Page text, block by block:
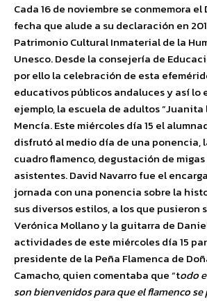
Cada 16 de noviembre se conmemora el
fecha que alude a su declaración en
Patrimonio Cultural Inmaterial de la
Unesco. Desde la consejería de
por ello la celebración de esta
educativos públicos andaluces y así lo
ejemplo, la escuela de adultos “Juanita
Mencía. Este miércoles día 15 el
disfrutó al medio día de una ponencia,
cuadro flamenco, degustación de
asistentes. David Navarro fue el
jornada con una ponencia sobre la
sus diversos estilos, a los que pusieron
Verónica Mollano y la guitarra de
actividades de este miércoles día 15
presidente de la Peña Flamenca de
Camacho, quien comentaba que “todo
son bienvenidos para que el flamenco